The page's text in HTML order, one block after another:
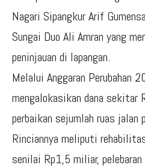
Nagari Sipangkur Arif
Sungai Duo Ali Amran yang
peninjauan di lapangan.
Melalui Anggaran Perubahan
mengalokasikan dana sekitar
perbaikan sejumlah ruas
Rinciannya meliputi
senilai Rp1,5 miliar,